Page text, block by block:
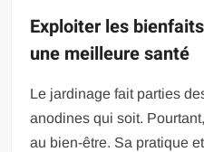
Exploiter les
une meilleure santé
Le jardinage fait parties
anodines qui soit.
au bien-être. Sa pratique